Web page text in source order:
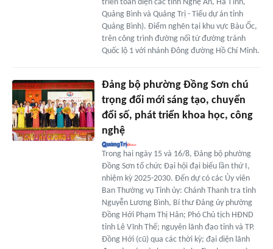
triển toàn diện các tỉnh Nghệ An, Hà Tĩnh,
Quảng Bình và Quảng Trị - Tiểu dự án tỉnh
Quảng Bình). Điểm nghẽn tại khu vực Bàu Ốc,
trên công trình đường nối từ đường tránh
Quốc lộ 1 với nhánh Đông đường Hồ Chí Minh.
Đảng bộ phường Đồng Sơn chú
trọng đổi mới sáng tạo, chuyển
đổi số, phát triển khoa học, công
nghệ
Trong hai ngày 15 và 16/8, Đảng bộ phường
Đồng Sơn tổ chức Đại hội đại biểu lần thứ I,
nhiệm kỳ 2025-2030. Đến dự có các Ủy viên
Ban Thường vụ Tỉnh ủy: Chánh Thanh tra tỉnh
Nguyễn Lương Bình, Bí thư Đảng ủy phường
Đồng Hới Phạm Thị Hân; Phó Chủ tịch HĐND
tỉnh Lê Vĩnh Thế; nguyên lãnh đạo tỉnh và TP.
Đồng Hới (cũ) qua các thời kỳ; đại diện lãnh